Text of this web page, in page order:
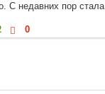
С недавних пор
0